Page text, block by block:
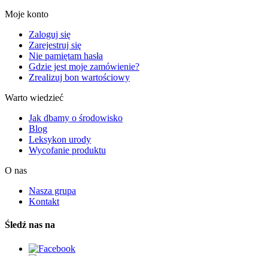
Moje konto
Zaloguj się
Zarejestruj się
Nie pamiętam hasła
Gdzie jest moje zamówienie?
Zrealizuj bon wartościowy
Warto wiedzieć
Jak dbamy o środowisko
Blog
Leksykon urody
Wycofanie produktu
O nas
Nasza grupa
Kontakt
Śledź nas na